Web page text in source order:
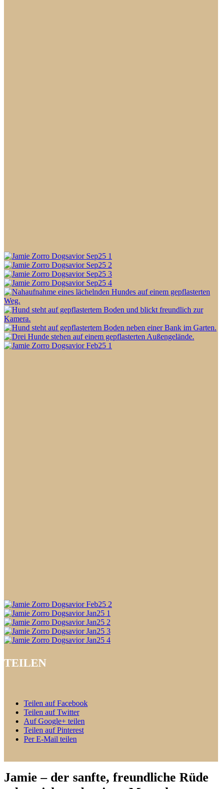
TEILEN
Teilen auf Facebook
Teilen auf Twitter
Auf Google+ teilen
Teilen auf Pinterest
Per E-Mail teilen
Jamie – der sanfte, freundliche Rüde